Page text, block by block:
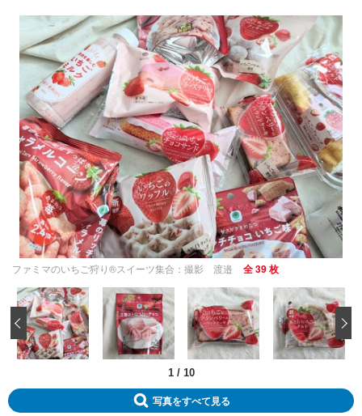
ファミマのいちご狩り®スイーツ集合：撮影 渡邉 全 39 枚
1/ 10
‹
写真をすべて見る